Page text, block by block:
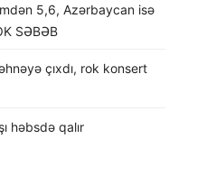
5,6, Azərbaycan isə
SƏBƏB
çıxdı, rok konsert
həbsdə qalır